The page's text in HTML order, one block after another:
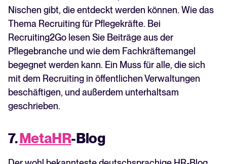
Nischen gibt, die entdeckt werden können. Wie das
Thema Recruiting für Pflegekräfte. Bei
Recruiting2Go lesen Sie Beiträge aus der
Pflegebranche und wie dem Fachkräftemangel
begegnet werden kann. Ein Muss für alle, die sich
mit dem Recruiting in öffentlichen Verwaltungen
beschäftigen, und außerdem unterhaltsam
geschrieben.
7.MetaHR-Blog